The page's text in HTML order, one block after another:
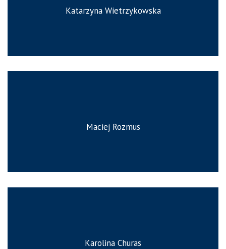
Katarzyna Wietrzykowska
Maciej Rozmus
Karolina Churas